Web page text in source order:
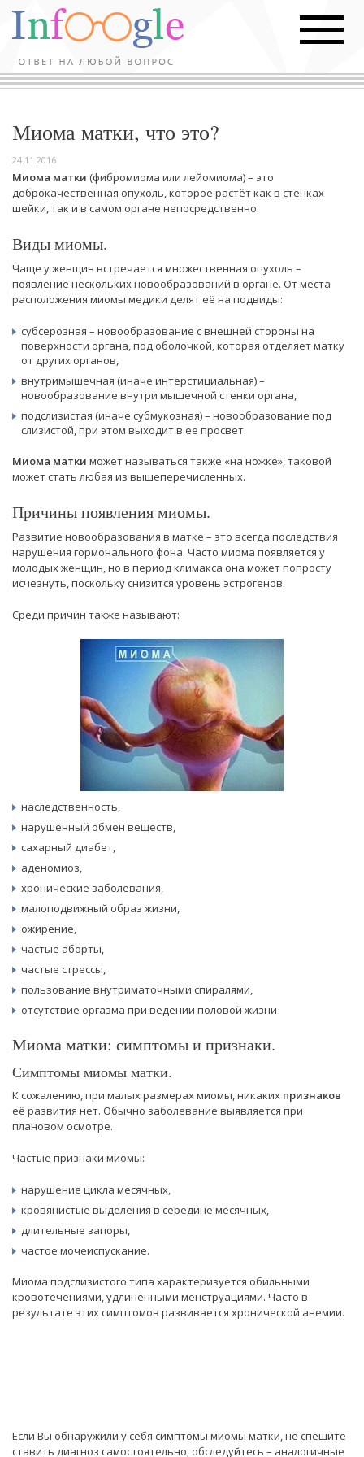
Миома матки, что это?
24.11.2016
Миома матки (фибромиома или лейомиома) – это
доброкачественная опухоль, которое растёт как в стенках
шейки, так и в самом органе непосредственно.
Виды миомы.
Чаще у женщин встречается множественная опухоль –
появление нескольких новообразований в органе. От места
расположения миомы медики делят её на подвиды:
субсерозная – новообразование с внешней стороны на
поверхности органа, под оболочкой, которая отделяет матку
от других органов,
внутримышечная (иначе интерстициальная) –
новообразование внутри мышечной стенки органа,
подслизистая (иначе субмукозная) – новообразование под
слизистой, при этом выходит в ее просвет.
Миома матки может называться также «на ножке», таковой
может стать любая из вышеперечисленных.
Причины появления миомы.
Развитие новообразования в матке – это всегда последствия
нарушения гормонального фона. Часто миома появляется у
молодых женщин, но в период климакса она может попросту
исчезнуть, поскольку снизится уровень эстрогенов.
Среди причин также называют:
наследственность,
нарушенный обмен веществ,
сахарный диабет,
аденомиоз,
хронические заболевания,
малоподвижный образ жизни,
ожирение,
частые аборты,
частые стрессы,
пользование внутриматочными спиралями,
отсутствие оргазма при ведении половой жизни
Миома матки: симптомы и признаки.
Симптомы миомы матки.
К сожалению, при малых размерах миомы, никаких признаков
её развития нет. Обычно заболевание выявляется при
плановом осмотре.
Частые признаки миомы:
нарушение цикла месячных,
кровянистые выделения в середине месячных,
длительные запоры,
частое мочеиспускание.
Миома подслизистого типа характеризуется обильными
кровотечениями, удлинёнными менструациями. Часто в
результате этих симптомов развивается хронической анемии.
Если Вы обнаружили у себя симптомы миомы матки, не спешите
ставить диагноз самостоятельно, обследуйтесь – аналогичные